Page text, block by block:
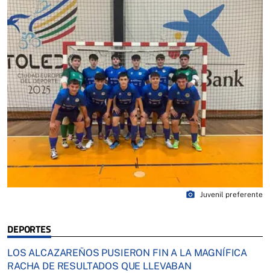
DEPORTES
LOS ALCAZAREÑOS PUSIERON FIN A LA MAGNÍFICA
RACHA DE RESULTADOS QUE LLEVABAN
photo_camera Juvenil preferente